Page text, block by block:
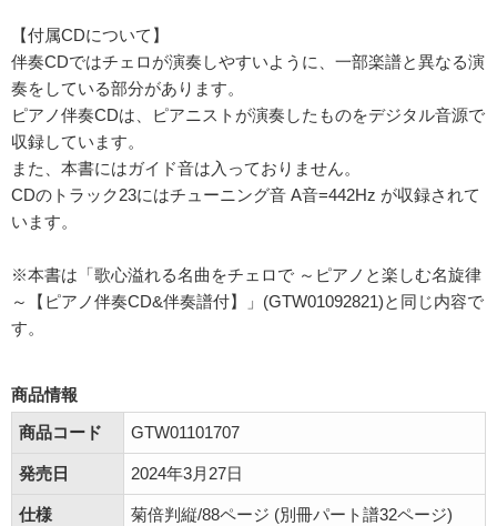
【付属CDについて】
伴奏CDではチェロが演奏しやすいように、一部楽譜と異なる演
奏をしている部分があります。
ピアノ伴奏CDは、ピアニストが演奏したものをデジタル音源で
収録しています。
また、本書にはガイド音は入っておりません。
CDのトラック23にはチューニング音 A音=442Hz が収録されて
います。
※本書は「歌心溢れる名曲をチェロで ～ピアノと楽しむ名旋律
～【ピアノ伴奏CD&伴奏譜付】」(GTW01092821)と同じ内容で
す。
商品情報
商品コード
GTW01101707
発売日 2024年3月27日
仕様 菊倍判縦/88ページ (別冊パート譜32ページ)